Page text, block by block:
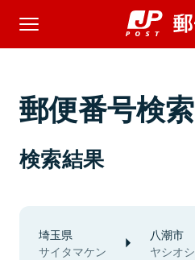
郵便番号検索
検索結果
埼玉県
サイタマケン
八潮市
ヤシオシ